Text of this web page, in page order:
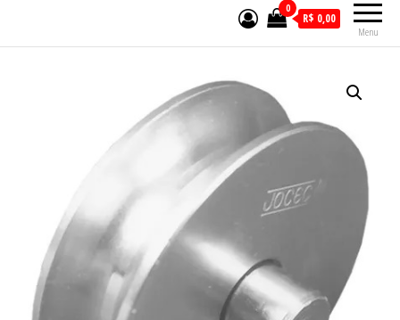
Menu
0
R$ 0,00